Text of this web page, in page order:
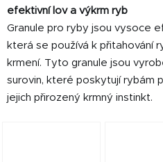
efektivní lov a výkrm ryb
Granule pro ryby jsou vysoce
která se používá k přitahování
krmení. Tyto granule jsou
surovin, které poskytují rybám
jejich přirozený krmný instinkt.